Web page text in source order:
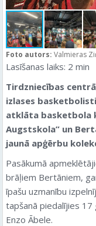
Foto autors: Valmieras
Lasīšanas laiks: 2 min
Tirdzniecības
izlases
atklāta basketbola
Augstskola” un
jaunā apģērbu
Pasākumā
brāļiem Bertāniem,
īpašu uzmanību
tapšanā piedalījies
Enzo Ābele.